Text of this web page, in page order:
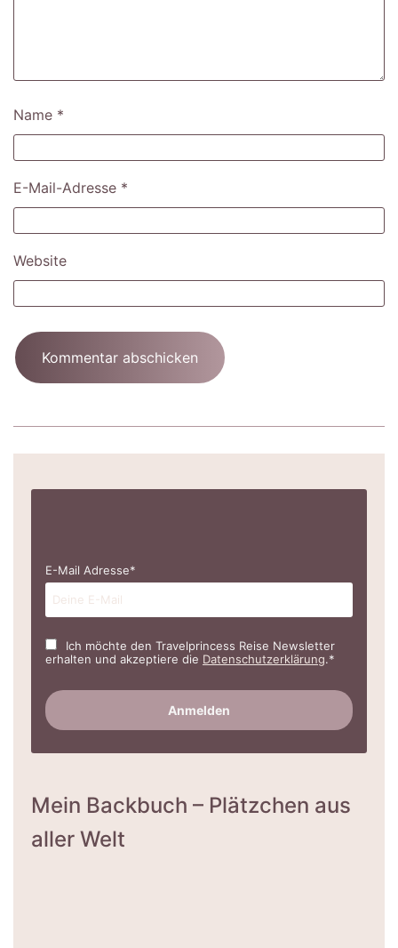
Name *
E-Mail-Adresse *
Website
E-Mail Adresse*
Ich möchte den Travelprincess Reise Newsletter
erhalten und akzeptiere die Datenschutzerklärung.*
Mein Backbuch – Plätzchen aus
aller Welt